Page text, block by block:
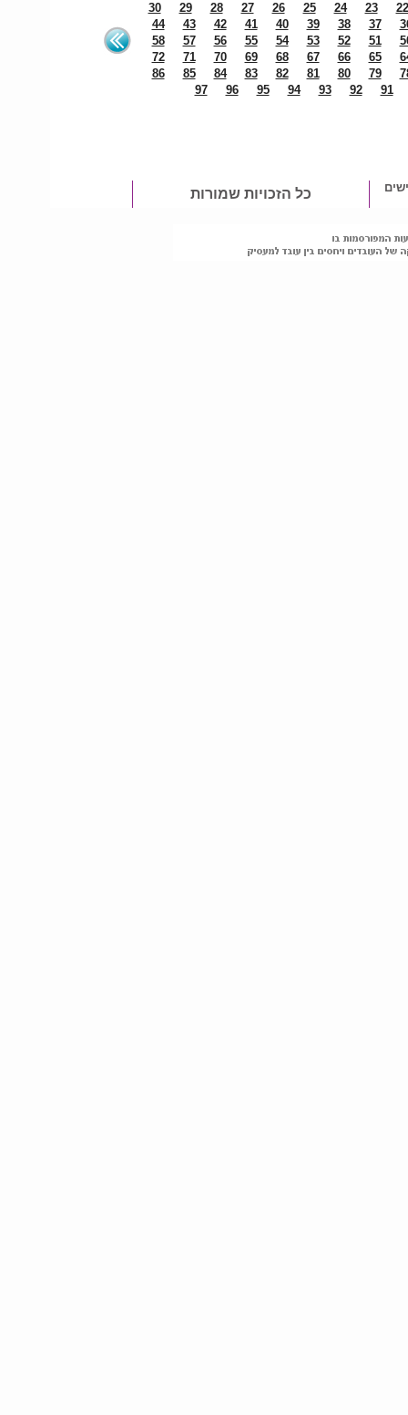
22
23
24
25
26
27
28
29
30
37
38
39
40
41
42
43
44
51
52
53
54
55
56
57
58
65
66
67
68
69
70
71
72
79
80
81
82
83
84
85
86
91
92
93
94
95
96
97
כל הזכויות שמורות